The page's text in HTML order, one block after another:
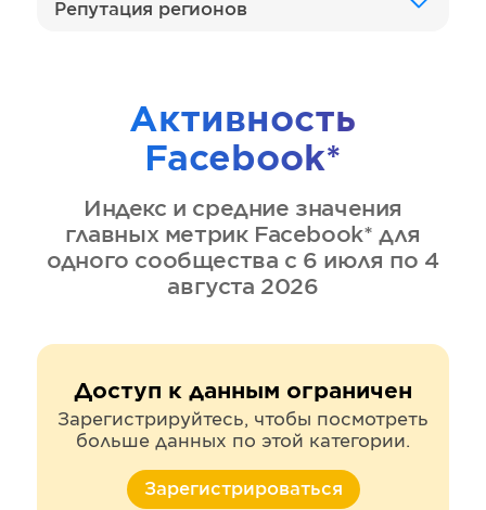
Репутация регионов
Активность
Facebook*
Индекс и средние значения
главных метрик Facebook* для
одного сообщества с 6 июля по 4
августа 2026
Доступ к данным ограничен
Зарегистрируйтесь, чтобы посмотреть
больше данных по этой категории.
Зарегистрироваться